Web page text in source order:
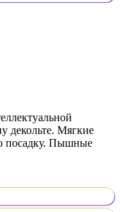
декольте. Мягкие
посадку. Пышные